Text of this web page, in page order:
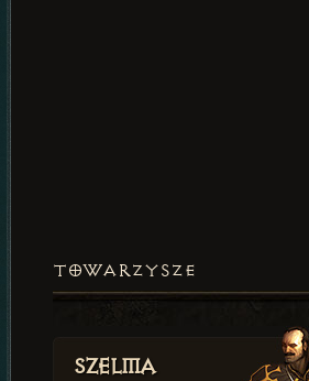
TOWARZYSZE
Szelma